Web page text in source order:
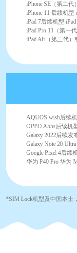
iPhone SE（第二代
iPhone 11 后续机
iPad 7后续机型
iPad Pro 11（第一
iPad Air（第三代）
AQUOS wish后续
OPPO A55s后续机
Galaxy 2022后续发
Galaxy Note 20
Google Pixel 4后续
华为 P40 Pro 华为
*SIM Lock机型及中国本土